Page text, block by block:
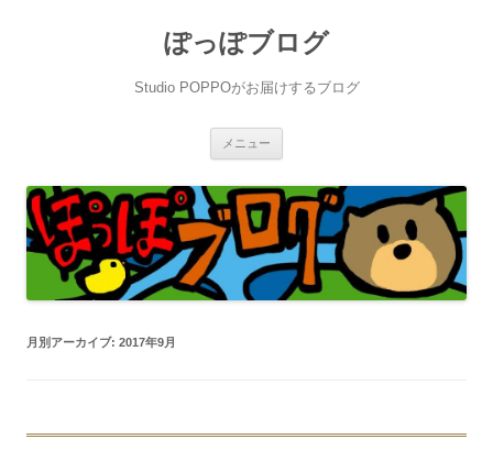
ぽっぽブログ
Studio POPPOがお届けするブログ
メニュー
ツ
へ
ス
キ
ッ
プ
月別アーカイブ: 2017年9月